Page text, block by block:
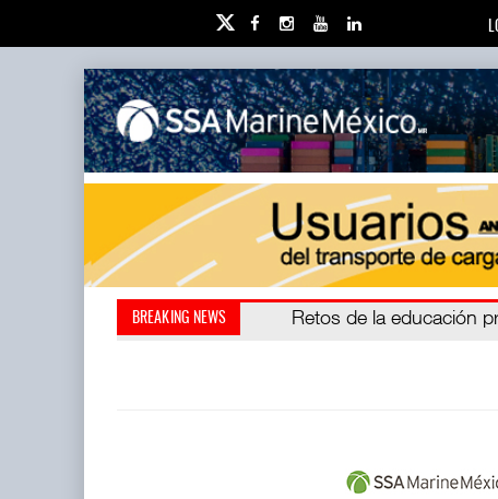
BREAKING NEWS Miguel Ángel Bres
Retos de la educación